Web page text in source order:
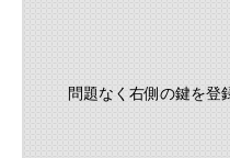
問題なく右側の鍵を登